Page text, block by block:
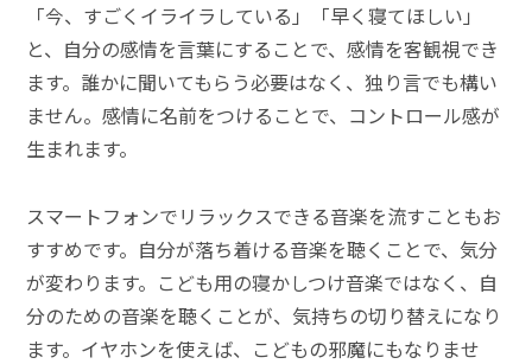
「今、すごくイライラしている」「早く寝てほしい」
と、自分の感情を言葉にすることで、感情を客観視でき
ます。誰かに聞いてもらう必要はなく、独り言でも構い
ません。感情に名前をつけることで、コントロール感が
生まれます。
スマートフォンでリラックスできる音楽を流すこともお
すすめです。自分が落ち着ける音楽を聴くことで、気分
が変わります。こども用の寝かしつけ音楽ではなく、自
分のための音楽を聴くことが、気持ちの切り替えになり
ます。イヤホンを使えば、こどもの邪魔にもなりませ